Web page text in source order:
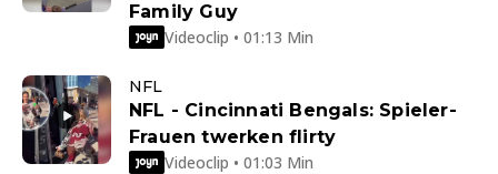
Family Guy
Videoclip • 01:13 Min
NFL
NFL - Cincinnati Bengals: Spieler-
Frauen twerken flirty
Videoclip • 01:03 Min